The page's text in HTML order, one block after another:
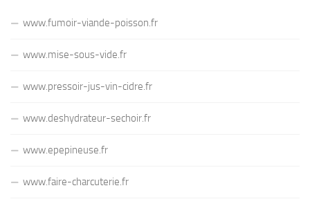
www.fumoir-viande-poisson.fr
www.mise-sous-vide.fr
www.pressoir-jus-vin-cidre.fr
www.deshydrateur-sechoir.fr
www.epepineuse.fr
www.faire-charcuterie.fr